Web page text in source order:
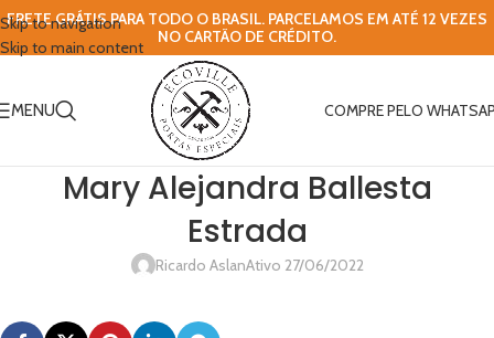
Skip to navigation
Skip to main content
FRETE GRÁTIS PARA TODO O BRASIL. PARCELAMOS EM ATÉ 12 VEZES
NO CARTÃO DE CRÉDITO.
MENU COMPRE PELO
Mary Alejandra Ballesta
Estrada
Ricardo AslanAtivo 27/06/2022